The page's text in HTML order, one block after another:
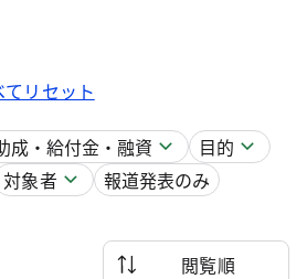
てリセット
成・給付金・融資
目的
対象者 報道発表のみ
閲覧順